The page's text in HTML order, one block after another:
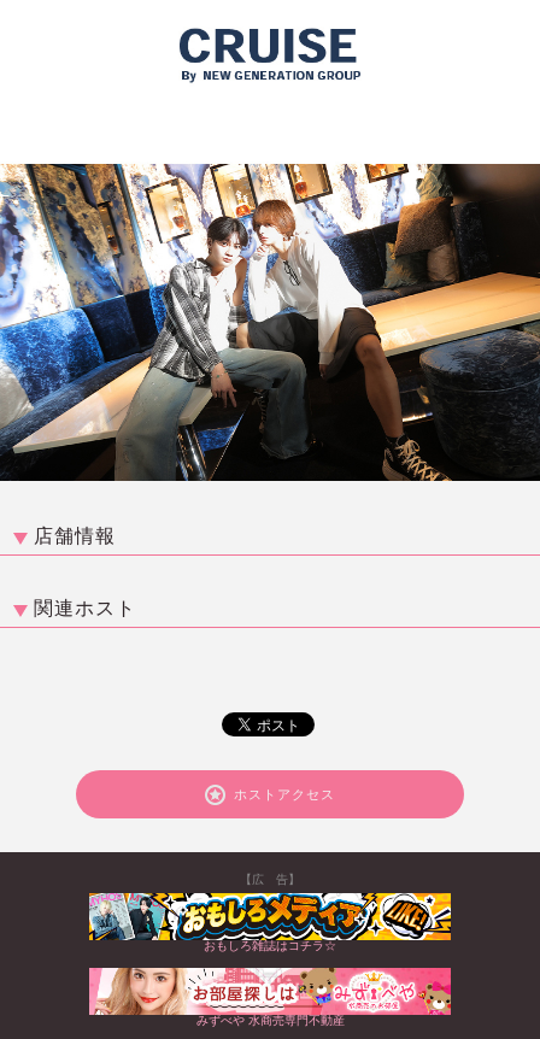
店舗情報
関連ホスト
ホストアクセス
【広 告】
おもしろ雑誌はコチラ☆
みずべや 水商売専門不動産